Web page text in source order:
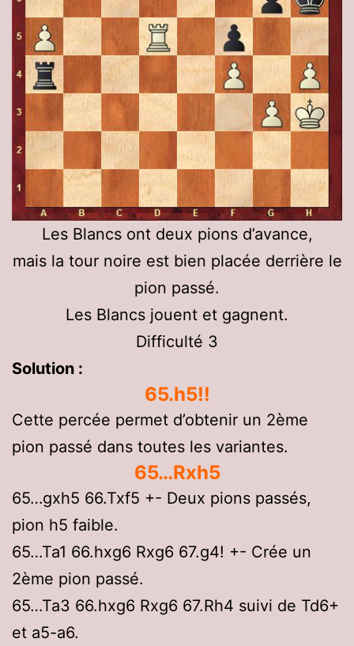
Les Blancs ont deux pions d’avance,
mais la tour noire est bien placée derrière le
pion passé.
Les Blancs jouent et gagnent.
Difficulté 3
Solution :
65.h5!!
Cette percée permet d’obtenir un 2ème
pion passé dans toutes les variantes.
65…Rxh5
65…gxh5 66.Txf5 +- Deux pions passés,
pion h5 faible.
65…Ta1 66.hxg6 Rxg6 67.g4! +- Crée un
2ème pion passé.
65…Ta3 66.hxg6 Rxg6 67.Rh4 suivi de Td6+
et a5-a6.